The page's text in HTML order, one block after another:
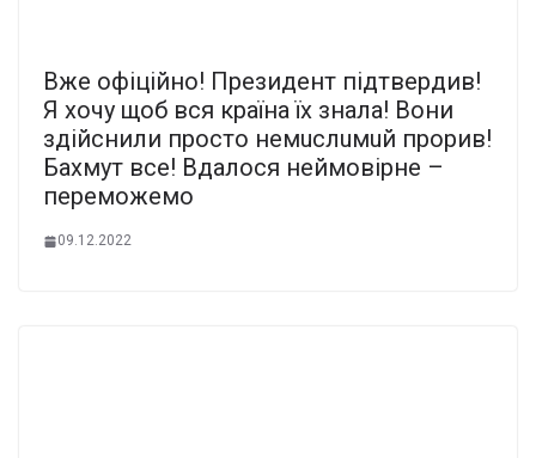
Вже офіційно! Президент підтвердив!
Я хочу щоб вся країна їх знала! Вони
здійснили просто немuслuмuй прорив!
Бахмут все! Вдалося неймовірне –
переможемо
09.12.2022